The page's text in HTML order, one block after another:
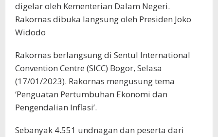
digelar oleh Kementerian Dalam Negeri.
Rakornas dibuka langsung oleh Presiden Joko
Widodo
Rakornas berlangsung di Sentul International
Convention Centre (SICC) Bogor, Selasa
(17/01/2023). Rakornas mengusung tema
‘Penguatan Pertumbuhan Ekonomi dan
Pengendalian Inflasi’.
Sebanyak 4.551 undnagan dan peserta dari